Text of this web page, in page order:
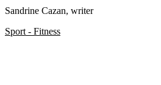
Sandrine Cazan, writer
Sport - Fitness